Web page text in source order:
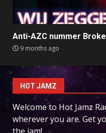
Anti-AZC nummer
9 months ago
HOT JAMZ
Welcome to Hot Jamz
wherever you are. Get
the jam!